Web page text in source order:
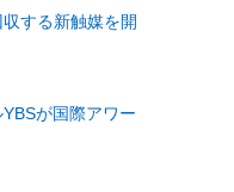
する新触媒を開
が国際アワー